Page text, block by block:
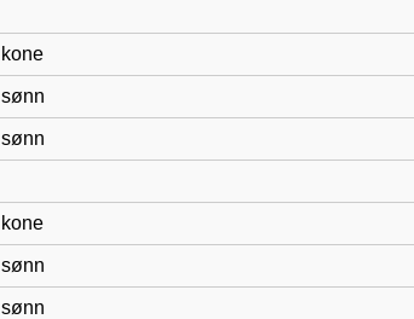
kone
sønn
sønn
kone
sønn
sønn